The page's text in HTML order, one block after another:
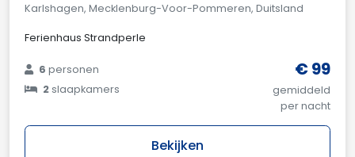
Karlshagen, Mecklenburg-Voor-Pommeren, Duitsland
Ferienhaus Strandperle
6personen
2slaapkamers
€ 99
gemiddeld
per nacht
Bekijken